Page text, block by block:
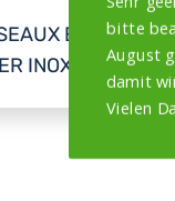
EN
INOXYDABLE
bitte
August
damit
Vielen